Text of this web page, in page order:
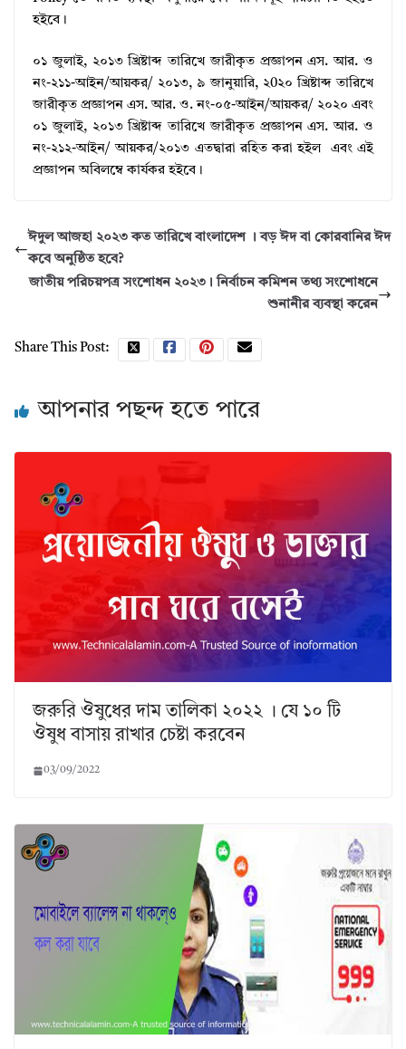
হইবে।
০১ জুলাই, ২০১৩ খ্রিষ্টাব্দ তারিখে জারীকৃত প্রজ্ঞাপন এস. আর. ও
নং-২১১-আইন/আয়কর/ ২০১৩, ৯ জানুয়ারি, ২0২০ খ্রিষ্টাব্দ তারিখে
জারীকৃত প্রজ্ঞাপন এস. আর. ও. নং-০৫-আইন/আয়কর/ ২০২০ এবং
০১ জুলাই, ২০১৩ খ্রিষ্টাব্দ তারিখে জারীকৃত প্রজ্ঞাপন এস. আর. ও
নং-২১২-আইন/ আয়কর/২০১৩ এতদ্বারা রহিত করা হইল এবং এই
প্রজ্ঞাপন অবিলম্বে কার্যকর হইবে।
ঈদুল আজহা ২০২৩ কত তারিখে বাংলাদেশ । বড় ঈদ বা কোরবানির ঈদ
কবে অনুষ্ঠিত হবে?
জাতীয় পরিচয়পত্র সংশোধন ২০২৩। নির্বাচন কমিশন তথ্য সংশোধনে
শুনানীর ব্যবস্থা করেন
Share This Post:
আপনার পছন্দ হতে পারে
জরুরি ঔষুধের দাম তালিকা ২০২২ । যে ১০ টি
ঔষুধ বাসায় রাখার চেষ্টা করবেন
03/09/2022